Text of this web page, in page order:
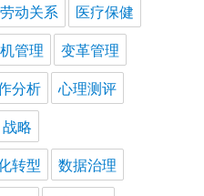
劳动关系
医疗保健
管理
变革管理
分析
心理测评
战略
转型
数据治理